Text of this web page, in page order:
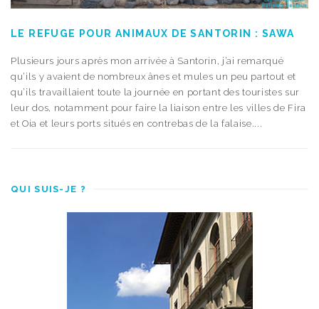
LE REFUGE POUR ANIMAUX DE SANTORIN : SAWA
Plusieurs jours après mon arrivée à Santorin, j’ai remarqué
qu’ils y avaient de nombreux ânes et mules un peu partout et
qu’ils travaillaient toute la journée en portant des touristes sur
leur dos, notamment pour faire la liaison entre les villes de Fira
et Oia et leurs ports situés en contrebas de la falaise....
QUI SUIS-JE ?